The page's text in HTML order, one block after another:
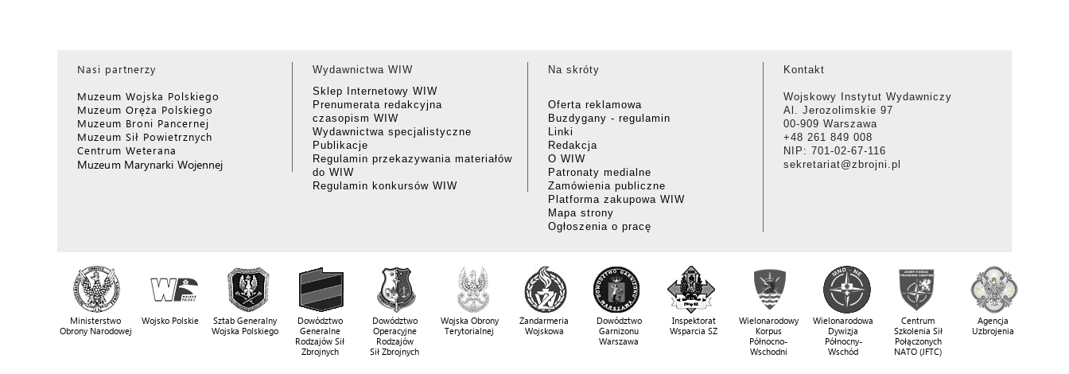
Nasi partnerzy
Muzeum Wojska Polskiego
Muzeum Oręża Polskiego
Muzeum Broni Pancernej
Muzeum Sił Powietrznych
Centrum Weterana
Muzeum Marynarki Wojennej
Wydawnictwa WIW
Sklep Internetowy WIW
Prenumerata redakcyjna
czasopism WIW
Wydawnictwa specjalistyczne
Publikacje
Regulamin przekazywania materiałów
do WIW
Regulamin konkursów WIW
Na skróty
Oferta reklamowa
Buzdygany - regulamin
Linki
Redakcja
O WIW
Patronaty medialne
Zamówienia publiczne
Platforma zakupowa WIW
Mapa strony
Ogłoszenia o pracę
Kontakt
Wojskowy Instytut Wydawniczy
Al. Jerozolimskie 97
00-909 Warszawa
+48 261 849 008
NIP: 701-02-67-116
sekretariat@zbrojni.pl
Ministerstwo
Obrony Narodowej
Wojsko Polskie
Sztab Generalny
Wojska Polskiego
Dowództwo
Generalne
Rodzajów Sił
Zbrojnych
Dowództwo
Operacyjne
Rodzajów
Sił Zbrojnych
Wojska Obrony
Terytorialnej
Żandarmeria
Wojskowa
Dowództwo
Garnizonu
Warszawa
Inspektorat
Wsparcia SZ
Wielonarodowy
Korpus
Północno-
Wschodni
Wielonarodowa
Dywizja
Północny-
Wschód
Centrum
Szkolenia Sił
Połączonych
NATO (JFTC)
Agencja
Uzbrojenia